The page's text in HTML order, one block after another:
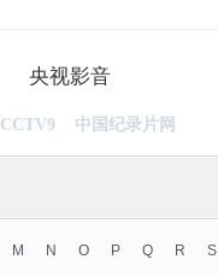
CCTV9 中国纪录片网
央视影音
M N O P Q R S